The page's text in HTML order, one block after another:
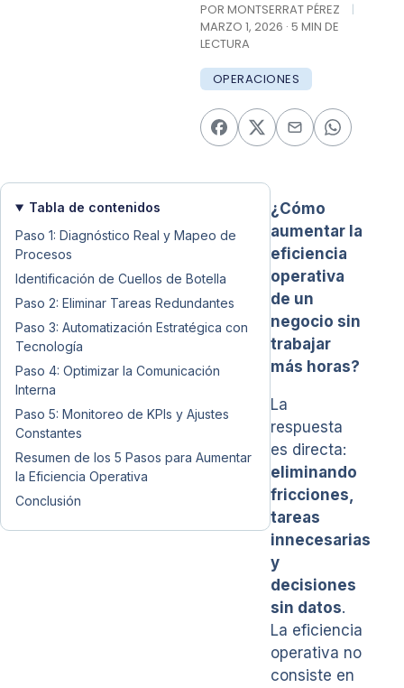
POR MONTSERRAT PÉREZ
|
MARZO 1, 2026 · 5 MIN DE
LECTURA
OPERACIONES
Tabla de contenidos
Paso 1: Diagnóstico Real y Mapeo de
Procesos
Identificación de Cuellos de Botella
Paso 2: Eliminar Tareas Redundantes
Paso 3: Automatización Estratégica con
Tecnología
Paso 4: Optimizar la Comunicación
Interna
Paso 5: Monitoreo de KPIs y Ajustes
Constantes
Resumen de los 5 Pasos para Aumentar
la Eficiencia Operativa
Conclusión
¿Cómo
aumentar la
eficiencia
operativa
de un
negocio sin
trabajar
más horas?
La
respuesta
es directa:
eliminando
fricciones,
tareas
innecesarias
y
decisiones
sin datos.
La eficiencia
operativa no
consiste en